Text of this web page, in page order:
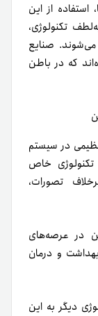
استفاده از این
تکنولوژی،
می‌شوند. صنایع
که در باطن
در سیستم
تکنولوژی خاص
تصورات،
در عرصه‌های
و درمان
دیگر به این